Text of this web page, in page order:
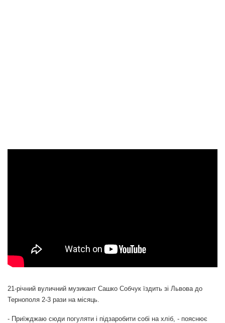
21-річний вуличний музикант Сашко Собчук їздить зі Львова до
Тернополя 2-3 рази на місяць.
- Приїжджаю сюди погуляти і підзаробити собі на хліб, - пояснює